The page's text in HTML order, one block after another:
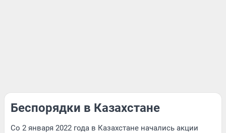
Беспорядки в Казахстане
Со 2 января 2022 года в Казахстане начались акции